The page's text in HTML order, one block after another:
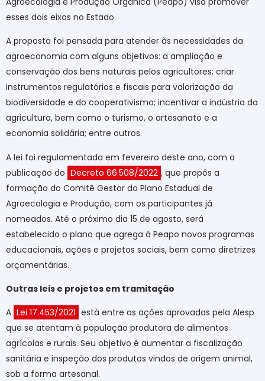
esses dois eixos no Estado.
A proposta foi pensada para atender às necessidades da
agroeconomia com alguns objetivos: a ampliação e
conservação dos bens naturais pelos agricultores; criar
instrumentos regulatórios e fiscais para valorização da
biodiversidade e do cooperativismo; incentivar a indústria da
agricultura, bem como o turismo, o artesanato e a
economia solidária; entre outros.
A lei foi regulamentada em fevereiro deste ano, com a
publicação do Decreto 66.508/2022 , que propôs a
formação do Comitê Gestor do Plano Estadual de
Agroecologia e Produção, com os participantes já
nomeados. Até o próximo dia 15 de agosto, será
estabelecido o plano que agrega à Peapo novos programas
educacionais, ações e projetos sociais, bem como diretrizes
orçamentárias.
Outras leis e projetos em tramitação
A Lei 17.453/2021 está entre as ações aprovadas pela Alesp
que se atentam à população produtora de alimentos
agrícolas e rurais. Seu objetivo é aumentar a fiscalização
sanitária e inspeção dos produtos vindos de origem animal,
sob a forma artesanal.